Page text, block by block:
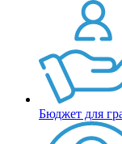
Бюджет для